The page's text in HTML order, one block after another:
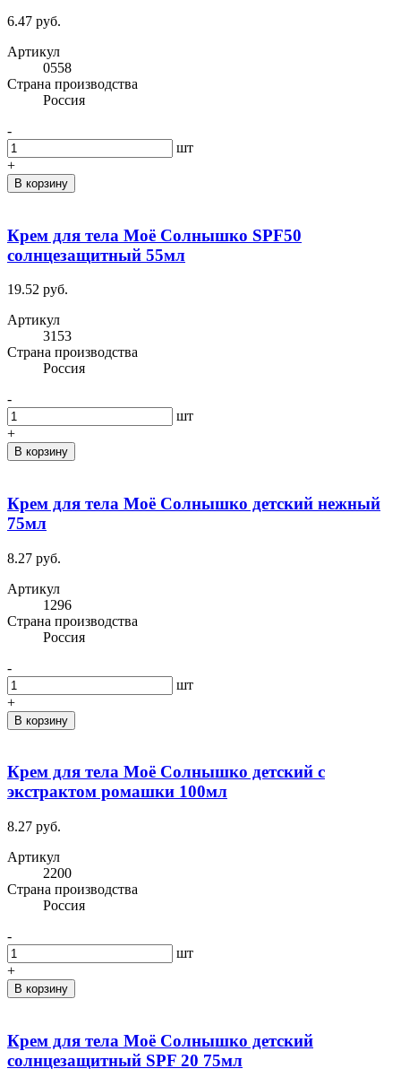
6.47 руб.
Артикул
0558
Cтрана производства
Россия
-
шт
+
В корзину
Крем для тела Моё Солнышко SPF50
солнцезащитный 55мл
19.52 руб.
Артикул
3153
Cтрана производства
Россия
-
шт
+
В корзину
Крем для тела Моё Солнышко детский нежный
75мл
8.27 руб.
Артикул
1296
Cтрана производства
Россия
-
шт
+
В корзину
Крем для тела Моё Солнышко детский с
экстрактом ромашки 100мл
8.27 руб.
Артикул
2200
Cтрана производства
Россия
-
шт
+
В корзину
Крем для тела Моё Солнышко детский
солнцезащитный SPF 20 75мл